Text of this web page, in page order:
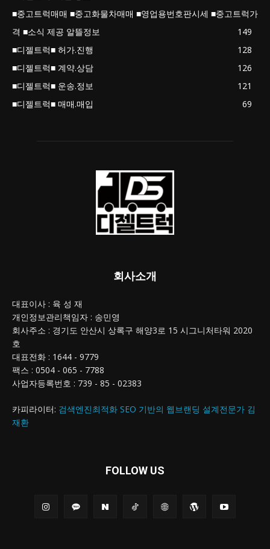
■중고트럭매매 ■중고화물차매매 ■영업용번호판시세 ■중고트럭가
격 ■소식 제공 알뜰정보
149
■디젤트럭■ 허가.진행
128
■디젤트럭■ 계약.상담
126
■디젤트럭■ 운송.정보
121
■디젤트럭■ 매매.매입
69
회사소개
대표이사 : 육 성 재
개인정보관리책임자 : 송민영
회사주소 : 경기도 안산시 상록구 해양3로 15 시그니처타워 2020
호
대표전화 : 1644 - 9779
팩스 : 0504 - 065 - 7788
사업자등록번호 : 739 - 85 - 02383
카피라이터: 검색엔진최적화 SEO 기반의 웹브랜딩 설계전문가 김
재환
FOLLOW US